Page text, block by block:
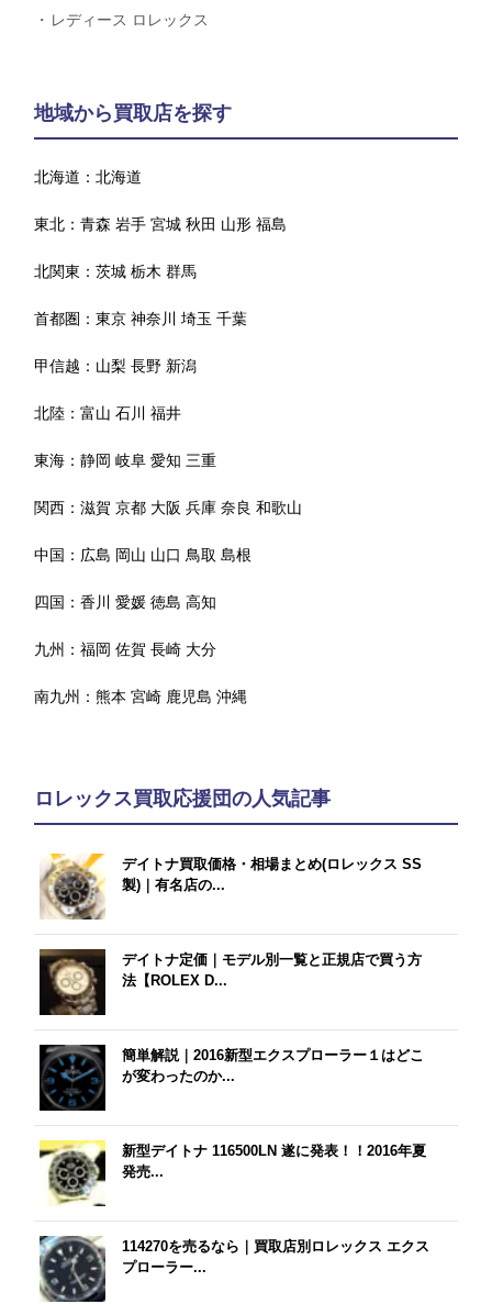
レディース ロレックス
地域から買取店を探す
北海道：北海道
東北：青森 岩手 宮城 秋田 山形 福島
北関東：茨城 栃木 群馬
首都圏：東京 神奈川 埼玉 千葉
甲信越： 山梨 長野 新潟
北陸：富山 石川 福井
東海：静岡 岐阜 愛知 三重
関西：滋賀 京都 大阪 兵庫 奈良 和歌山
中国： 広島 岡山 山口 鳥取 島根
四国：香川 愛媛 徳島 高知
九州：福岡 佐賀 長崎 大分
南九州：熊本 宮崎 鹿児島 沖縄
ロレックス買取応援団の人気記事
デイトナ買取価格・相場まとめ(ロレックス SS
製)｜有名店の...
デイトナ定価｜モデル別一覧と正規店で買う方
法【ROLEX D...
簡単解説｜2016新型エクスプローラー１はどこ
が変わったのか...
新型デイトナ 116500LN 遂に発表！！2016年夏
発売...
114270を売るなら｜買取店別ロレックス エクス
プローラー...